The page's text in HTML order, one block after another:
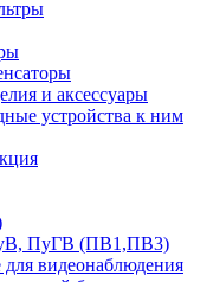
и аксессуары
устройства к ним
ПуГВ (ПВ1,ПВ3)
видеонаблюдения